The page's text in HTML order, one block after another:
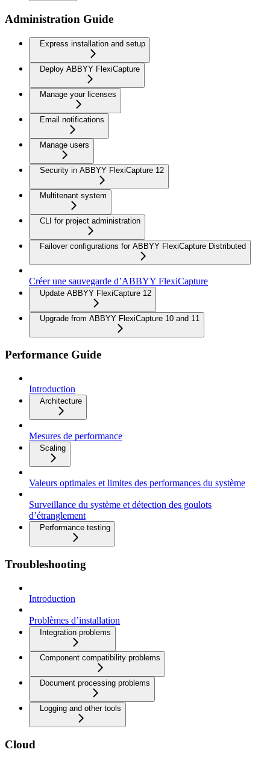
Administration Guide
Express installation and setup
Deploy ABBYY FlexiCapture
Manage your licenses
Email notifications
Manage users
Security in ABBYY FlexiCapture 12
Multitenant system
CLI for project administration
Failover configurations for ABBYY FlexiCapture Distributed
Créer une sauvegarde d’ABBYY FlexiCapture
Update ABBYY FlexiCapture 12
Upgrade from ABBYY FlexiCapture 10 and 11
Performance Guide
Introduction
Architecture
Mesures de performance
Scaling
Valeurs optimales et limites des performances du système
Surveillance du système et détection des goulots
d’étranglement
Performance testing
Troubleshooting
Introduction
Problèmes d’installation
Integration problems
Component compatibility problems
Document processing problems
Logging and other tools
Cloud